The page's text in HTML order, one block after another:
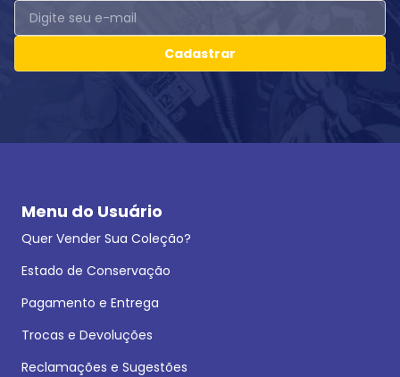
Cadastrar
Menu do Usuário
Quer Vender Sua Coleção?
Estado de Conservação
Pagamento e Entrega
Trocas e Devoluções
Reclamações e Sugestões